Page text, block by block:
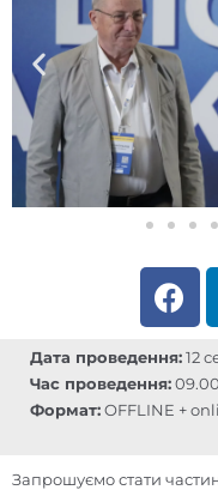
F
a
e
b
Дата проведення: 12
Час проведення:
Формат: OFFLINE +
Запрошуємо стати